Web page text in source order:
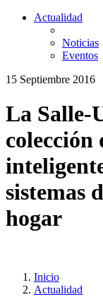
Actualidad
Noticias
Eventos
15 Septiembre 2016
La Salle-
sistemas
hogar
Inicio
Actualidad